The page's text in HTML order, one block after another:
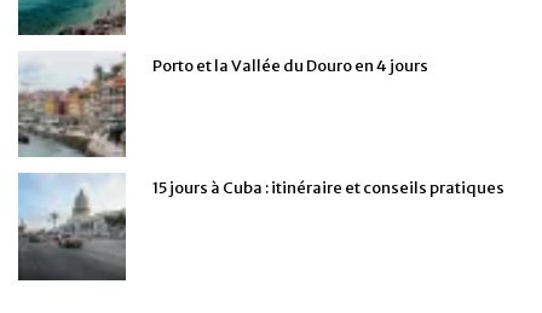
Porto et la Vallée du Douro en 4 jours
15 jours à Cuba : itinéraire et conseils pratiques